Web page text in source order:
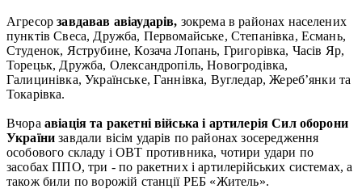
Агресорзавдавав авіаударів, зокрема в районах населених
пунктів Свеса, Дружба, Первомайське, Степанівка, Есмань,
Студенок, Яструбине, Козача Лопань, Григорівка, Часів Яр,
Торецьк, Дружба, Олександропіль, Новогродівка,
Галицинівка, Українське, Ганнівка, Вугледар, Жереб’янки та
Токарівка.
Вчора авіація та ракетні війська і артилерія Сил оборони
Українизавдали вісім ударів по районах зосередження
особового складу і ОВТ противника, чотири удари по
засобах ППО, три - по ракетних і артилерійських системах, а
також били по ворожій станції РЕБ «Житель».